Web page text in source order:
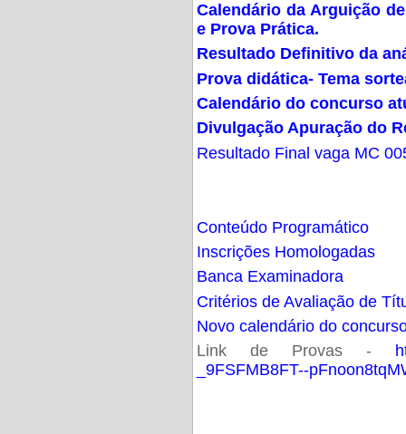
Calendário da Arguição
e Prova Prática.
Resultado Definitivo da
Prova didática- Tema
Calendário do concurso
Divulgação Apuração do
Resultado Final vaga MC
Conteúdo Programático
Inscrições Homologadas
Banca Examinadora
Critérios de Avaliação de
Novo calendário do
Link de Provas -
_9FSFMB8FT--